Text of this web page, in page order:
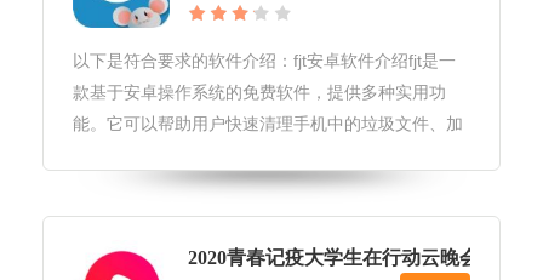
以下是符合要求的软件介绍：fjt安卓软件介绍fjt是一
款基于安卓操作系统的免费软件，提供多种实用功
能。它可以帮助用户快速清理手机中的垃圾文件、加
用等。此外，fjt还具有一些独特的功能，如屏幕录像
机和gif制作工具等
2020青春记疫大学生在行动云晚会直播+